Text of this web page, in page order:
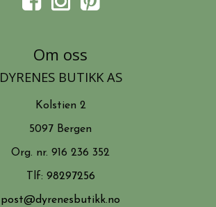
Om oss
DYRENES BUTIKK AS
Kolstien 2
5097 Bergen
Org. nr. 916 236 352
Tlf: 98297256
post@dyrenesbutikk.no